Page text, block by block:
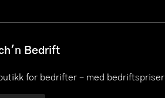
Bedrift
for bedrifter – med